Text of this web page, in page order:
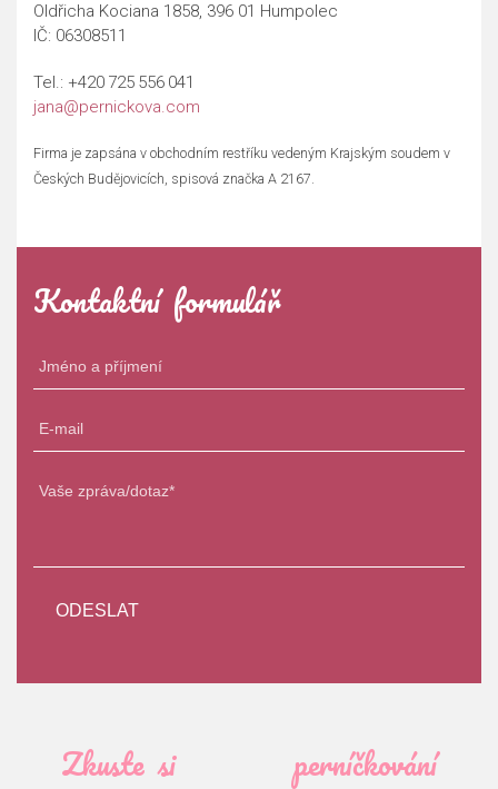
Oldřicha Kociana 1858, 396 01 Humpolec
IČ: 06308511
Tel.: +420 725 556 041
jana@pernickova.com
Firma je zapsána v obchodním restříku vedeným Krajským soudem v
Českých Budějovicích, spisová značka A 2167.
Kontaktní formulář
Zkuste si perníčkování